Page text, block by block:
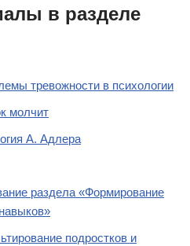
в разделе
тревожности в психологии
молчит
А. Адлера
раздела «Формирование
подростков и